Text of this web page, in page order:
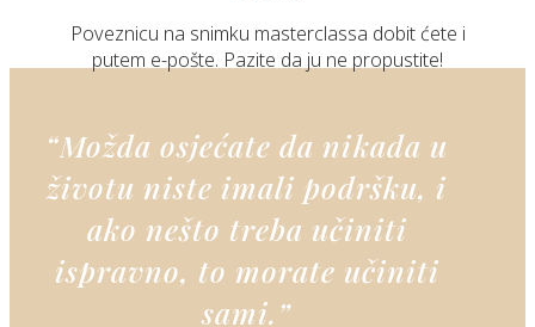
Poveznicu na snimku masterclassa dobit ćete i
putem e-pošte. Pazite da ju ne propustite!
“Možda osjećate da nikada u
životu niste imali podršku, i
ako nešto treba učiniti
ispravno, to morate učiniti
sami.”